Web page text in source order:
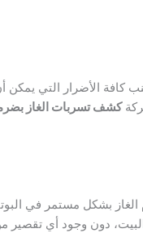
الأضرار التي يمكن
كشف تسربات الغاز
الغاز بشكل مستمر في
البيت، دون وجود أي